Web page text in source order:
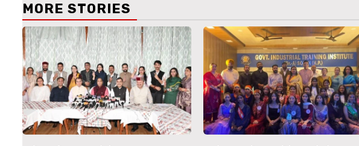
MORE STORIES